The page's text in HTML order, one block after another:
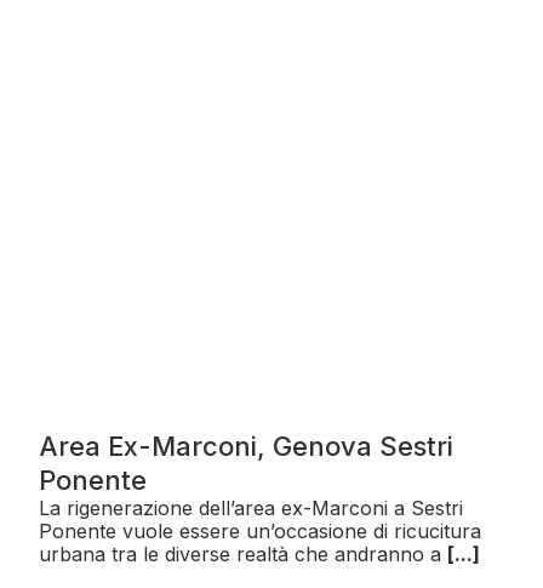
Area Ex-Marconi, Genova Sestri
Ponente
La rigenerazione dell’area ex-Marconi a Sestri
Ponente vuole essere un’occasione di ricucitura
urbana tra le diverse realtà che andranno a [...]